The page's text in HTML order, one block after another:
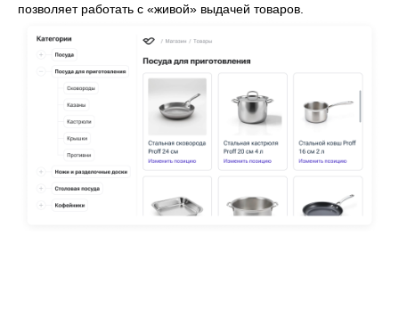
позволяет работать с «живой» выдачей товаров.